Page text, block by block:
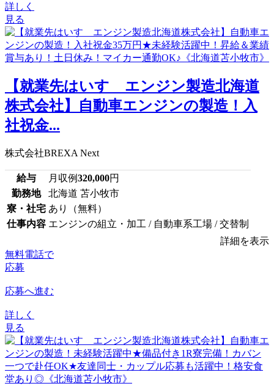
詳しく
見る
【就業先はいすゞエンジン製造北海道
株式会社】自動車エンジンの製造！入
社祝金...
株式会社BREXA Next
給与 月収例320,000円
勤務地
北海道 苫小牧市
寮・社宅 あり（無料）
仕事内容 エンジンの組立・加工 / 自動車系工場 / 交替制
詳細を表示
無料電話で
応募
応募へ進む
詳しく
見る